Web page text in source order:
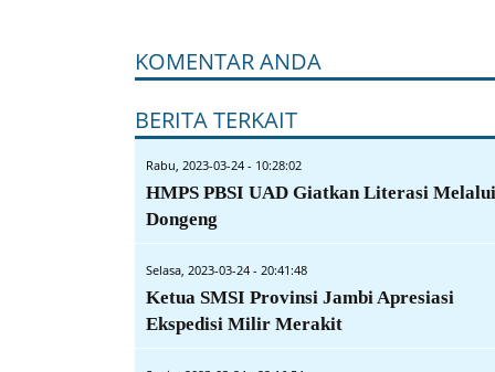
KOMENTAR ANDA
BERITA TERKAIT
Rabu, 2023-03-24 - 10:28:02
HMPS PBSI UAD Giatkan Literasi Melalui
Dongeng
Selasa, 2023-03-24 - 20:41:48
Ketua SMSI Provinsi Jambi Apresiasi
Ekspedisi Milir Merakit